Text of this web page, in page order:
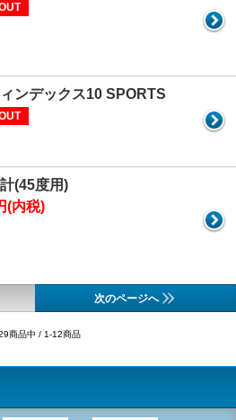
ンデックス10 SPORTS
(45度用)
(内税)
次のページへ
商品中 / 1-12商品